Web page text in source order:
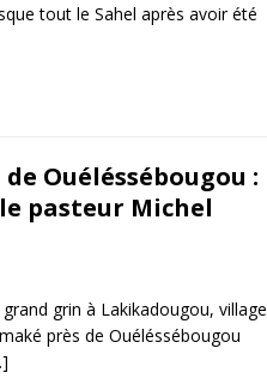
tout le Sahel après avoir été
Ouéléssébougou :
pasteur Michel
grin à Lakikadougou, village
près de Ouéléssébougou